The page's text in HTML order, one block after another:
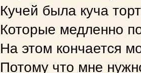
Кучей была куча
Которые медленно
На этом кончается
Потому что мне